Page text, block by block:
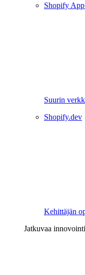
Shopify
Suurin
Shopify.dev
Kehittäjän
Jatkuvaa